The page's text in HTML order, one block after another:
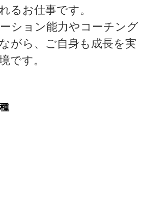
るお仕事です。
ション能力やコーチング
がら、ご自身も成長を実
です。